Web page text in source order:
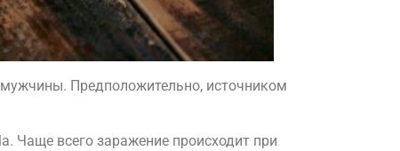
мужчины. Предположительно, источником
Чаще всего заражение происходит при